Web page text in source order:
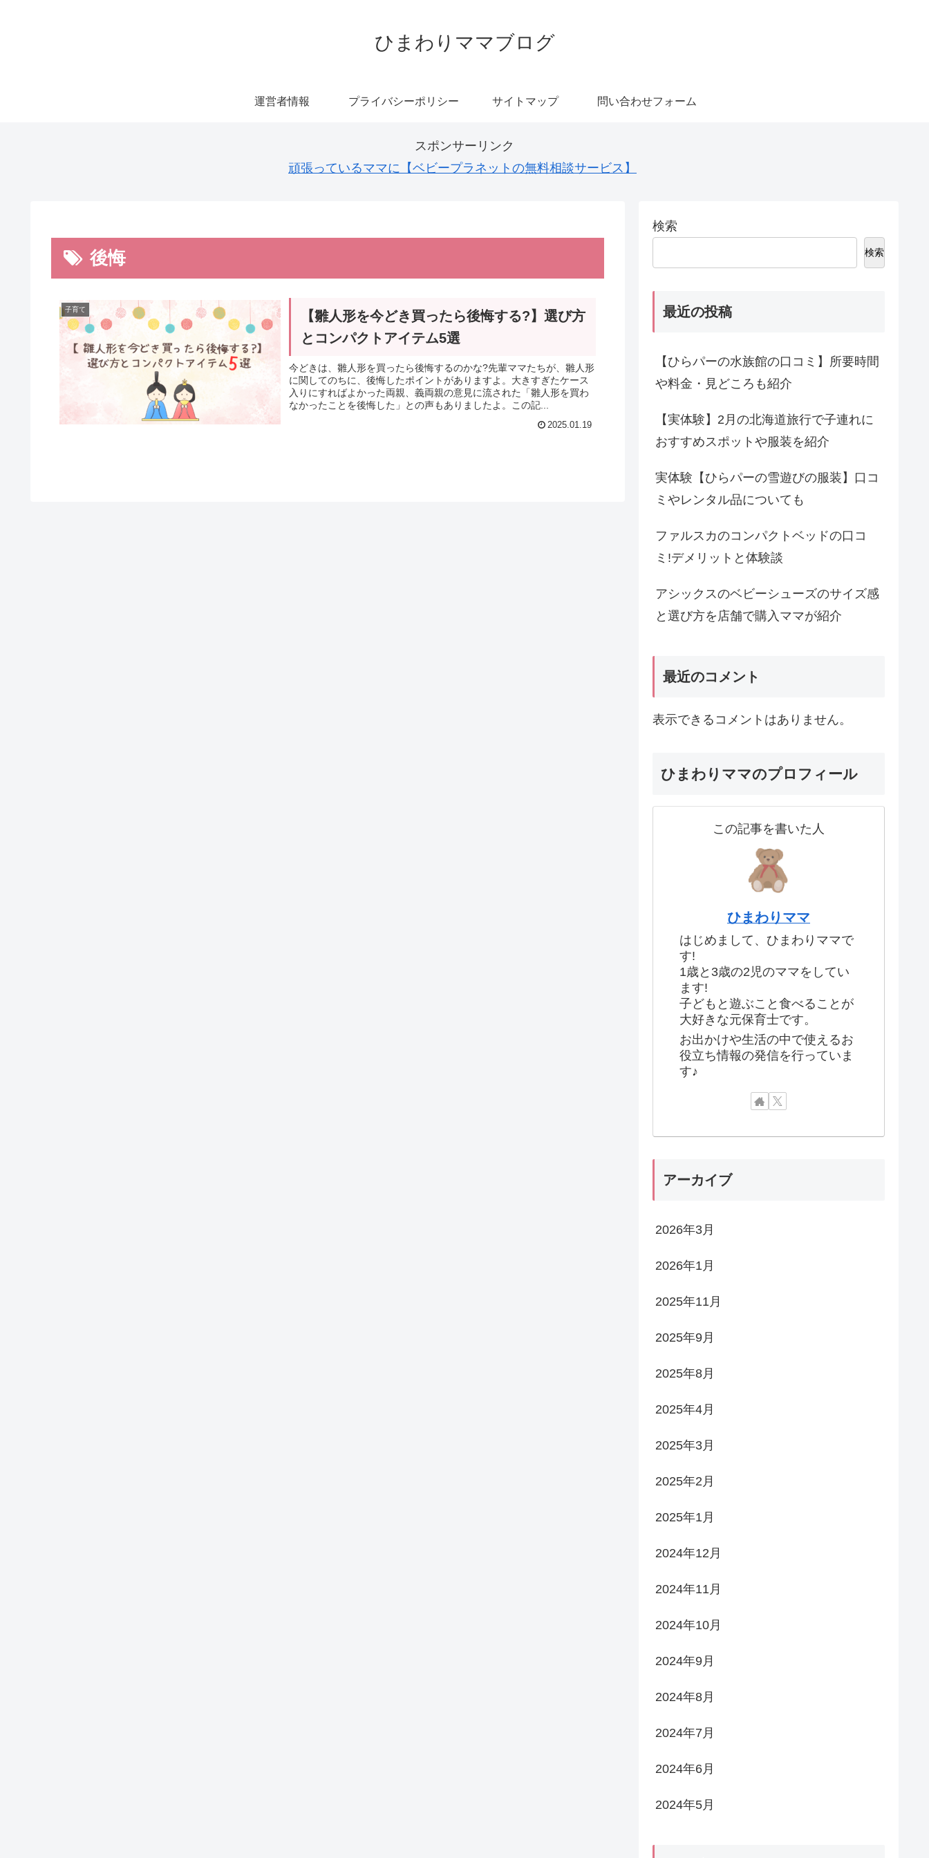
ひまわりママブログ
運営者情報 プライバシーポリシー サイトマップ 問い合わせフォーム
スポンサーリンク
頑張っているママに【ベビープラネットの無料相談サービス】
後悔
子育て
【雛人形を今どき買ったら後悔する?】選び方
とコンパクトアイテム5選
今どきは、雛人形を買ったら後悔するのかな?先輩ママたちが、雛人形
に関してのちに、後悔したポイントがありますよ。大きすぎたケース
入りにすればよかった両親、義両親の意見に流された「雛人形を買わ
なかったことを後悔した」との声もありましたよ。この記...
2025.01.19
検索
検索
最近の投稿
【ひらパーの水族館の口コミ】所要時間
や料金・見どころも紹介
【実体験】2月の北海道旅行で子連れに
おすすめスポットや服装を紹介
実体験【ひらパーの雪遊びの服装】口コ
ミやレンタル品についても
ファルスカのコンパクトベッドの口コ
ミ!デメリットと体験談
アシックスのベビーシューズのサイズ感
と選び方を店舗で購入ママが紹介
最近のコメント
表示できるコメントはありません。
ひまわりママのプロフィール
この記事を書いた人
ひまわりママ
はじめまして、ひまわりママで
す!
1歳と3歳の2児のママをしてい
ます!
子どもと遊ぶこと食べることが
大好きな元保育士です。
お出かけや生活の中で使えるお
役立ち情報の発信を行っていま
す♪
アーカイブ
2026年3月
2026年1月
2025年11月
2025年9月
2025年8月
2025年4月
2025年3月
2025年2月
2025年1月
2024年12月
2024年11月
2024年10月
2024年9月
2024年8月
2024年7月
2024年6月
2024年5月